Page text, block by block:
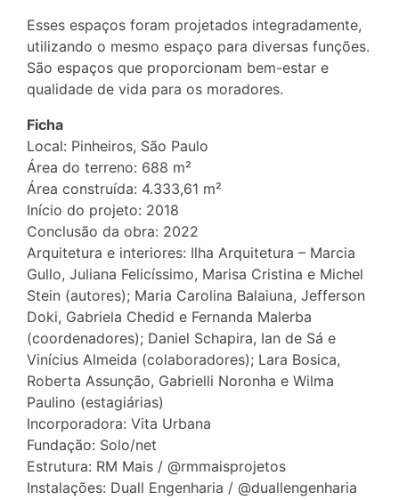
Esses espaços foram projetados integradamente,
utilizando o mesmo espaço para diversas funções.
São espaços que proporcionam bem-estar e
qualidade de vida para os moradores.
Ficha
Local: Pinheiros, São Paulo
Área do terreno: 688 m²
Área construída: 4.333,61 m²
Início do projeto: 2018
Conclusão da obra: 2022
Arquitetura e interiores: Ilha Arquitetura – Marcia
Gullo, Juliana Felicíssimo, Marisa Cristina e Michel
Stein (autores); Maria Carolina Balaiuna, Jefferson
Doki, Gabriela Chedid e Fernanda Malerba
(coordenadores); Daniel Schapira, Ian de Sá e
Vinícius Almeida (colaboradores); Lara Bosica,
Roberta Assunção, Gabrielli Noronha e Wilma
Paulino (estagiárias)
Incorporadora: Vita Urbana
Fundação: Solo/net
Estrutura: RM Mais / @rmmaisprojetos
Instalações: Duall Engenharia / @duallengenharia